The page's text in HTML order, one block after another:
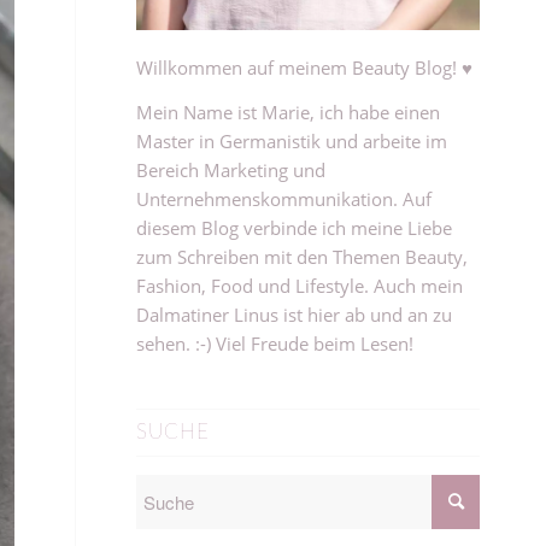
Willkommen auf meinem Beauty Blog! ♥
Mein Name ist Marie, ich habe einen
Master in Germanistik und arbeite im
Bereich Marketing und
Unternehmenskommunikation. Auf
diesem Blog verbinde ich meine Liebe
zum Schreiben mit den Themen Beauty,
Fashion, Food und Lifestyle. Auch mein
Dalmatiner Linus ist hier ab und an zu
sehen. :-) Viel Freude beim Lesen!
SUCHE